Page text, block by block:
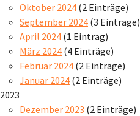
Oktober 2024 (2 Einträge)
September 2024 (3 Einträge)
April 2024 (1 Eintrag)
März 2024 (4 Einträge)
Februar 2024 (2 Einträge)
Januar 2024 (2 Einträge)
2023
Dezember 2023 (2 Einträge)